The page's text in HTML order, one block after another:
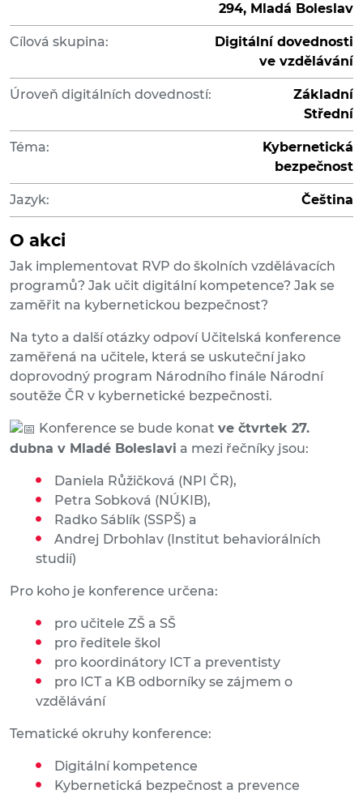
294, Mladá Boleslav
Cílová skupina:
Digitální dovednosti
ve vzdělávání
Úroveň digitálních dovedností:
Základní
Střední
Téma:
Kybernetická
bezpečnost
Jazyk: Čeština
O akci
Jak implementovat RVP do školních vzdělávacích
programů? Jak učit digitální kompetence? Jak se
zaměřit na kybernetickou bezpečnost?
Na tyto a další otázky odpoví Učitelská konference
zaměřená na učitele, která se uskuteční jako
doprovodný program Národního finále Národní
soutěže ČR v kybernetické bezpečnosti.
Konference se bude konat ve čtvrtek 27.
dubna v Mladé Boleslavi a mezi řečníky jsou:
Daniela Růžičková (NPI ČR),
Petra Sobková (NÚKIB),
Radko Sáblík (SSPŠ) a
Andrej Drbohlav (Institut behaviorálních
studií)
Pro koho je konference určena:
pro učitele ZŠ a SŠ
pro ředitele škol
pro koordinátory ICT a preventisty
pro ICT a KB odborníky se zájmem o
vzdělávání
Tematické okruhy konference:
Digitální kompetence
Kybernetická bezpečnost a prevence